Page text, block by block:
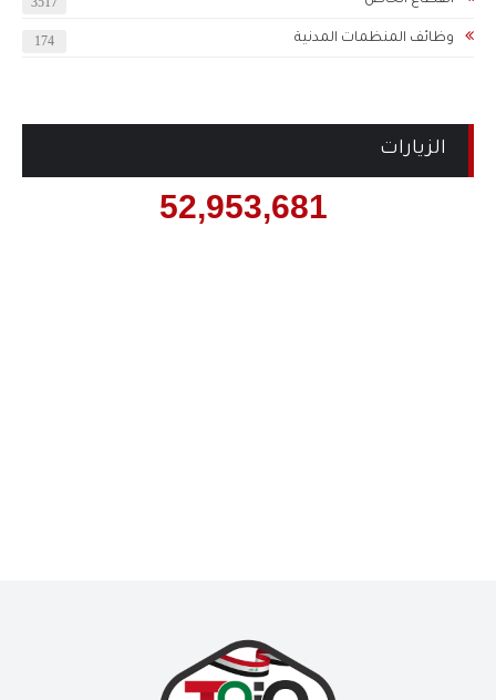
وظائف المنظمات المدنية 174
الزيارات
52,953,681